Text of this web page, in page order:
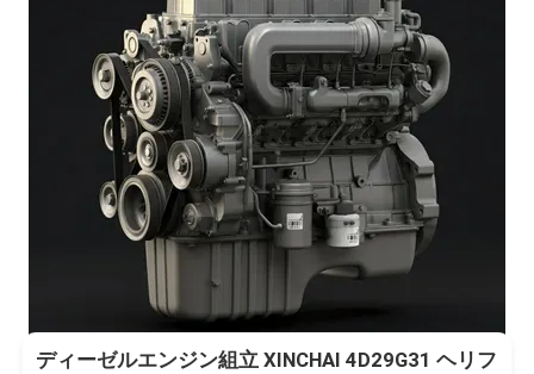
ディーゼルエンジン組立 XINCHAI 4D29G31 ヘリフ